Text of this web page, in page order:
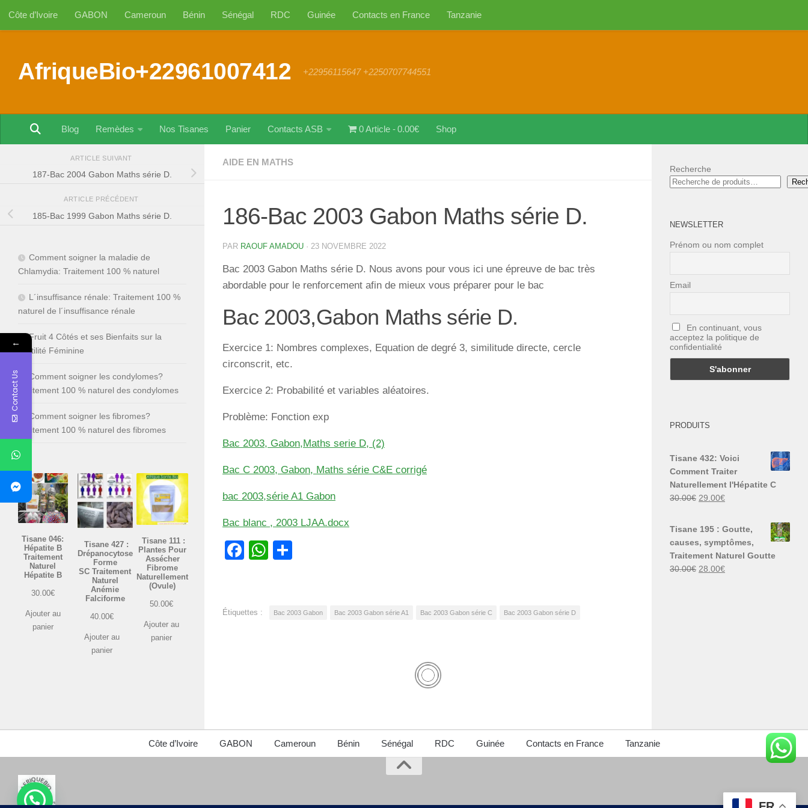
Au dessous du contenu
Côte d’Ivoire GABON Cameroun Bénin Sénégal RDC Guinée Contacts en France Tanzanie
AfriqueBio+22961007412 +22956115647 +2250707744551
Blog Remèdes Nos Tisanes Panier Contacts ASB 0 Article 0.00€ Shop
AIDE EN MATHS
186-Bac 2003 Gabon Maths série D.
PAR RAOUF AMADOU · 23 NOVEMBRE 2022
Bac 2003 Gabon Maths série D. Nous avons pour vous ici une épreuve de bac très
abordable pour le renforcement afin de mieux vous préparer pour le bac
Bac 2003,Gabon Maths série D.
Exercice 1: Nombres complexes, Equation de degré 3, similitude directe, cercle
circonscrit, etc.
Exercice 2: Probabilité et variables aléatoires.
Problème: Fonction exp
Bac 2003, Gabon,Maths serie D, (2)
Bac C 2003, Gabon, Maths série C&E corrigé
bac 2003,série A1 Gabon
Bac blanc , 2003 LJAA.docx
Facebook
WhatsApp
Étiquettes : Bac 2003 Gabon Bac 2003 Gabon série A1 Bac 2003 Gabon série C Bac 2003 Gabon série D
ARTICLE SUIVANT
187-Bac 2004 Gabon Maths série D.
ARTICLE PRÉCÉDENT
185-Bac 1999 Gabon Maths série D.
Comment soigner la maladie de
Chlamydia: Traitement 100 % naturel
L´insuffisance rénale: Traitement 100 %
naturel de l´insuffisance rénale
Fruit 4 Côtés et ses Bienfaits sur la
Fertilité Féminine
Comment soigner les condylomes?
Traitement 100 % naturel des condylomes
Comment soigner les fibromes?
Traitement 100 % naturel des fibromes
Tisane 046:
Hépatite B
Traitement
Naturel
Hépatite B
30.00€
Ajouter au
panier
Tisane 427 :
Drépanocytose
Forme
SC Traitement
Naturel
Anémie
Falciforme
40.00€
Ajouter au
panier
Tisane 111 :
Plantes Pour
Assécher
Fibrome
Naturellement
(Ovule)
50.00€
Ajouter au
panier
Recherche
NEWSLETTER
Prénom ou nom complet
Email
En continuant, vous
acceptez la politique de
confidentialité
PRODUITS
Tisane 432: Voici
Comment Traiter
Naturellement l'Hépatite C
30.00€ Le
30.00€.
29.00€Le
est :
Tisane 195 : Goutte,
causes, symptômes,
Traitement Naturel Goutte
30.00€ Le
28.00€Le
Côte d’Ivoire GABON Cameroun Bénin Sénégal RDC Guinée Contacts en France Tanzanie
←
Contact Us